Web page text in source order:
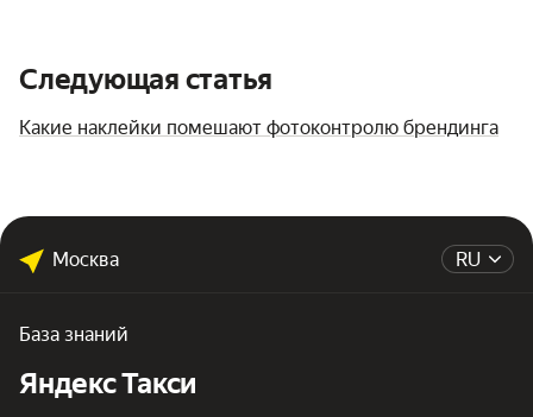
Следующая статья
Какие наклейки помешают фотоконтролю брендинга
RU
Москва
База знаний
Яндекс Такси